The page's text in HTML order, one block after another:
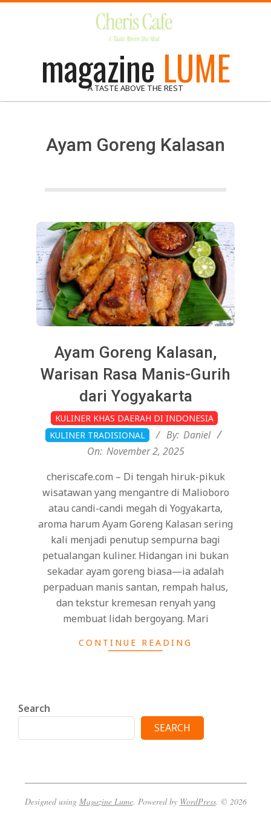
magazine LUME
A TASTE ABOVE THE REST
Ayam Goreng Kalasan
Ayam Goreng Kalasan,
Warisan Rasa Manis-Gurih
dari Yogyakarta
2025-
11-
02
KULINER KHAS DAERAH DI INDONESIA
KULINER TRADISIONAL
By: Daniel
On: November 2, 2025
cheriscafe.com – Di tengah hiruk-pikuk
wisatawan yang mengantre di Malioboro
atau candi-candi megah di Yogyakarta,
aroma harum Ayam Goreng Kalasan sering
kali menjadi penutup sempurna bagi
petualangan kuliner. Hidangan ini bukan
sekadar ayam goreng biasa—ia adalah
perpaduan manis santan, rempah halus,
dan tekstur kremesan renyah yang
membuat lidah bergoyang. Mari
CONTINUE READING
Search
SEARCH
Designed using Magazine Lume. Powered by WordPress. © 2026